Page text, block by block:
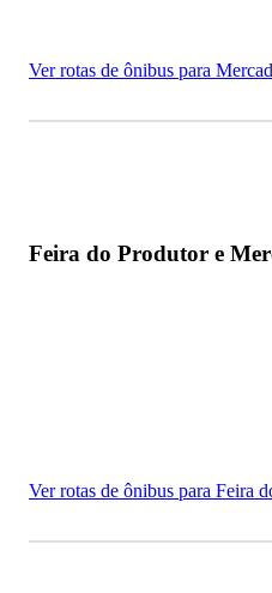
Ver rotas de ônibus para
Feira do Produtor e
Ver rotas de ônibus para Feira